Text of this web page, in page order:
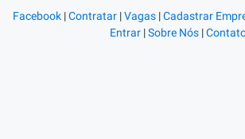
Facebook|Contratar|Vagas|Cadastrar
Entrar |Sobre Nós |